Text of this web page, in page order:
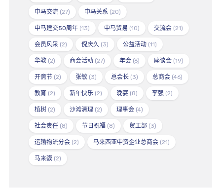
中马交流(27) 中马关系 (20)
中马建交50周年(13) 中马贸易 (10) 交流会(21)
会员风采(2) 倪庆久 (3) 公益活动(11)
华教(2) 商会活动(27) 年会(6) 座谈会(19)
开斋节(2) 张敏(3) 总会长(3) 总商会(46)
教育(2) 新年快乐 (2) 晚宴(8) 李强 (2)
植树(2) 沙滩清理(2) 理事会(4)
社会责任(8) 节日祝福(8) 贸工部(3)
运输物流分会(2) 马来西亚中资企业总商会(21)
马来貘(2)